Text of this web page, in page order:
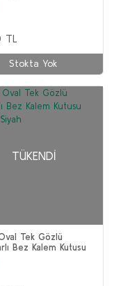
Stokta Yok
TÜKENDI
Tek Gözlü
Bez Kalem Kutusu
Siyah